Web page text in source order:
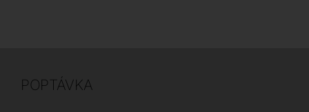
POPTÁVKA